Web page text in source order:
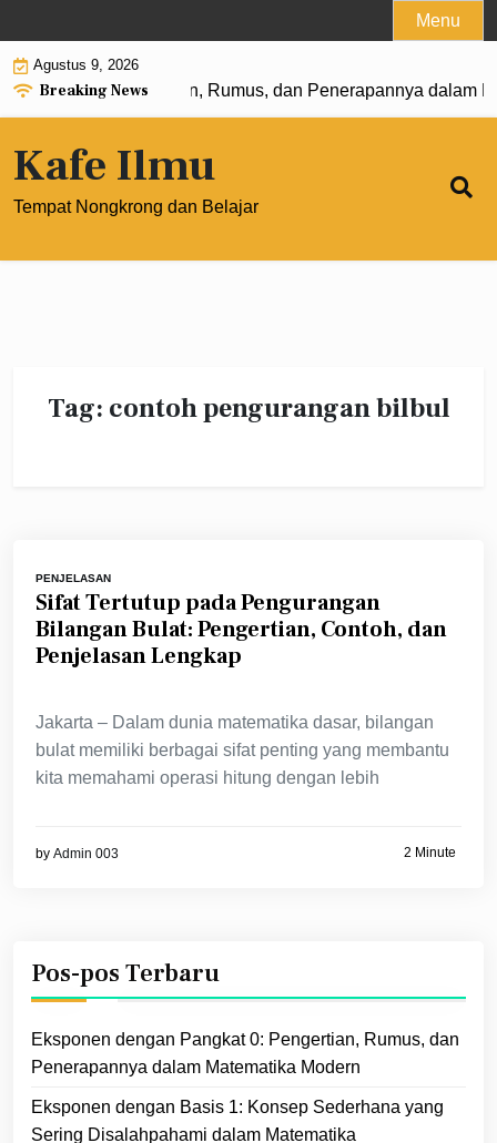
to
content
Menu
Agustus 9, 2026
Breaking News
Pangkat 0: Pengertian, Rumus, dan Penerapannya dalam
Kafe Ilmu
Tempat Nongkrong dan Belajar
Tag: contoh pengurangan bilbul
PENJELASAN
Sifat Tertutup pada Pengurangan
Bilangan Bulat: Pengertian, Contoh, dan
Penjelasan Lengkap
Jakarta – Dalam dunia matematika dasar, bilangan
bulat memiliki berbagai sifat penting yang membantu
kita memahami operasi hitung dengan lebih
by Admin 003 2 Minute
Pos-pos Terbaru
Eksponen dengan Pangkat 0: Pengertian, Rumus, dan
Penerapannya dalam Matematika Modern
Eksponen dengan Basis 1: Konsep Sederhana yang
Sering Disalahpahami dalam Matematika